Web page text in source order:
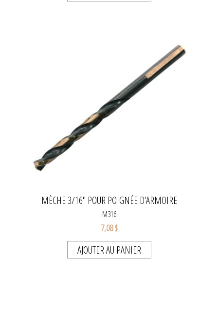
MÈCHE 3/16" POUR POIGNÉE D'ARMOIRE
M316
7,08 $
AJOUTER AU PANIER